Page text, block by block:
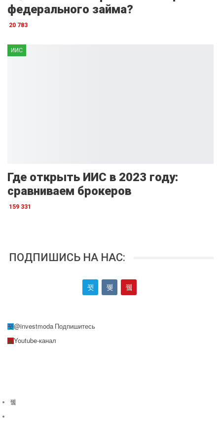
федерального займа?
20 783
ИИС
Где открыть ИИС в 2023 году:
сравниваем брокеров
159 331
ПОДПИШИСЬ НА НАС:
@investmoda Подпишитесь
Youtube-канал